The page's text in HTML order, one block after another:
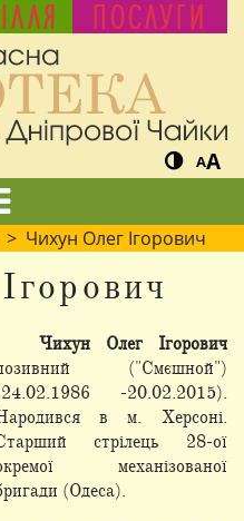
ПОСЛУГИ
AA
> Чихун Олег Ігорович
Чихун Олег Ігорович
("Смєшной")
-20.02.2015).
в м. Херсоні.
стрілець 28-ої
механізованої
(Одеса).